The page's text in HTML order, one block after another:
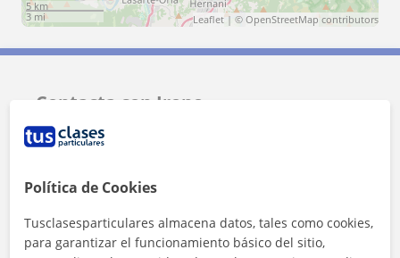
5 km
3 mi
Leaflet | © OpenStreetMap contributors
Contacta con Irene
Tarifa
1ª clase gratis
Política de Cookies
Tusclasesparticulares almacena datos, tales como cookies,
para garantizar el funcionamiento básico del sitio,